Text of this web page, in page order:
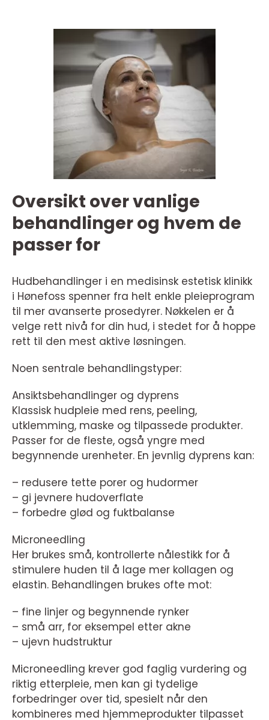
Oversikt over vanlige
behandlinger og hvem de
passer for
Hudbehandlinger i en medisinsk estetisk klinikk
i Hønefoss spenner fra helt enkle pleieprogram
til mer avanserte prosedyrer. Nøkkelen er å
velge rett nivå for din hud, i stedet for å hoppe
rett til den mest aktive løsningen.
Noen sentrale behandlingstyper:
Ansiktsbehandlinger og dyprens
Klassisk hudpleie med rens, peeling,
utklemming, maske og tilpassede produkter.
Passer for de fleste, også yngre med
begynnende urenheter. En jevnlig dyprens kan:
– redusere tette porer og hudormer
– gi jevnere hudoverflate
– forbedre glød og fuktbalanse
Microneedling
Her brukes små, kontrollerte nålestikk for å
stimulere huden til å lage mer kollagen og
elastin. Behandlingen brukes ofte mot:
– fine linjer og begynnende rynker
– små arr, for eksempel etter akne
– ujevn hudstruktur
Microneedling krever god faglig vurdering og
riktig etterpleie, men kan gi tydelige
forbedringer over tid, spesielt når den
kombineres med hjemmeprodukter tilpasset